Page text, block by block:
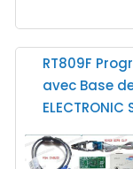
RT809F
avec Base
ELECTRONIC